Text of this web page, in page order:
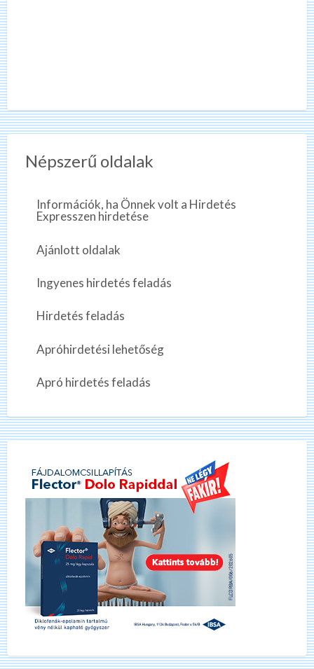
Népszerű oldalak
Információk, ha Önnek volt a Hirdetés
Expresszen hirdetése
Ajánlott oldalak
Ingyenes hirdetés feladás
Hirdetés feladás
Apróhirdetési lehetőség
Apró hirdetés feladás